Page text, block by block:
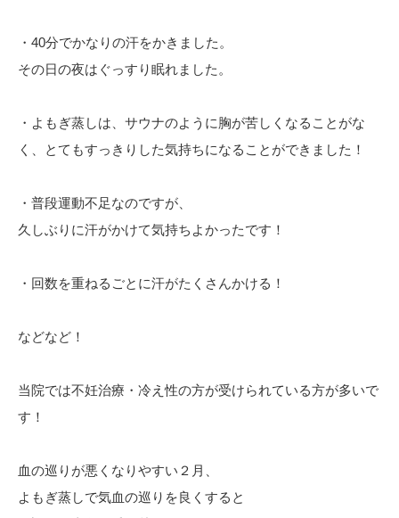
・40分でかなりの汗をかきました。
その日の夜はぐっすり眠れました。
・よもぎ蒸しは、サウナのように胸が苦しくなることがな
く、とてもすっきりした気持ちになることができました！
・普段運動不足なのですが、
久しぶりに汗がかけて気持ちよかったです！
・回数を重ねるごとに汗がたくさんかける！
などなど！
当院では不妊治療・冷え性の方が受けられている方が多いで
す！
血の巡りが悪くなりやすい２月、
よもぎ蒸しで気血の巡りを良くすると